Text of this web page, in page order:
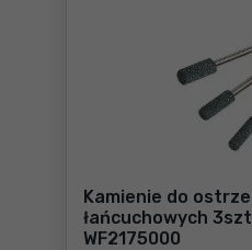
Kamienie do
łańcuchowych
WF2175000